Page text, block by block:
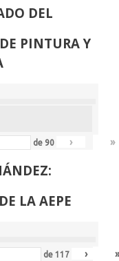
DEL
PINTURA Y
de 90 › »
LA AEPE
de117 ›